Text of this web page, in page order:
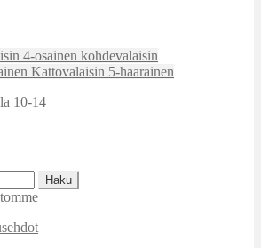
4-osainen kohdevalaisin
Kattovalaisin 5-haarainen
la 10-14
Haku